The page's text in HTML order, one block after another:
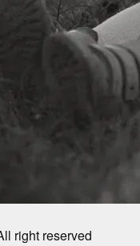
right reserved